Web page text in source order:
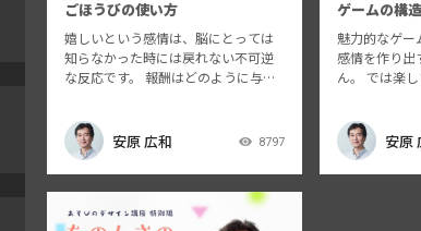
ごほうびの使い方
嬉しいという感情は、脳にとっては
知らなかった時には戻れない不可逆
な反応です。 報酬はどのように与え
ローの「欲求段階説」を元に解説い
たします。
安原 広和 8797
ゲームの構造
魅力的なゲー
感情を作り出
ん。 では楽
り出すことに
「楽しい」と
だサイクル
安原